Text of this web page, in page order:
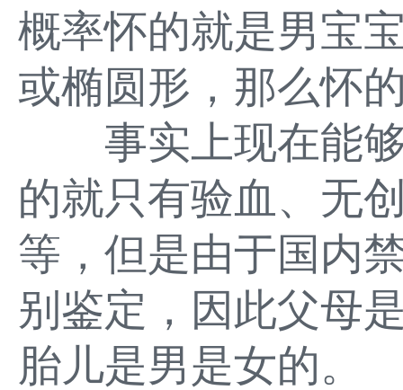
概率怀的就是男宝
或椭圆形，那么怀
事实上现在能够
的就只有验血、无
等，但是由于国内
别鉴定，因此父母
胎儿是男是女的。